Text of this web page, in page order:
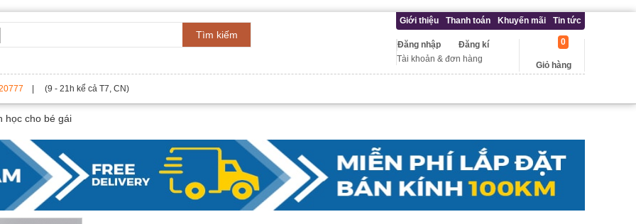
Tìm kiếm
Giới thiệu Thanh toán Khuyến mãi Tin tức
Đăng kí
Đăng nhập
Tài khoản & đơn hàng
Giỏ hàng
0
| (9 - 21h kể cả T7, CN)
học cho bé gái